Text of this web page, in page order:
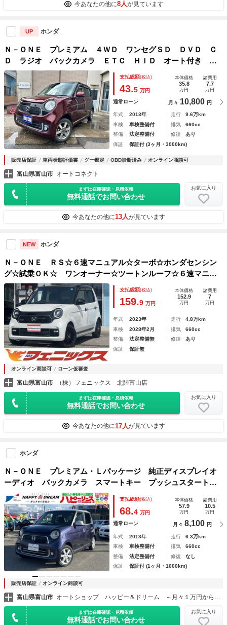
今あなたの他に8人が見ています
UP ホンダ
Ｎ－ＯＮＥ プレミアム ４ＷＤ ワンセグＳＤ ＤＶＤ Ｃ
Ｄ ラジオ バックカメラ ＥＴＣ ＨＩＤ オート付き フ
ォグ アイドリングストップ ステアリングリモコン ベンチ
シート
支払総額(税込)
43.5 万円
本体価格
35.8
万円
諸費用
7.7
万円
通常ローン 月々 10,800 円
年式 2013年 走行
9.6万km
車検
車検整備付 排気
660cc
整備
法定整備付 修復
あり
保証
保証付 (3ヶ月・3000km)
販売店保証 車両状態評価書 グー鑑定 OBD診断済み オンライン商談可
富山県富山市 オートコネクト
まずは在庫確認・見積依頼
無料通話でお問い合わせ
お気に入り
今あなたの他に13人が見ています
NEW ホンダ
Ｎ－ＯＮＥ ＲＳ☆６速マニュアル☆ターボ☆ホンダセンシン
グ☆試乗ＯＫ☆ ワンオーナー☆ツートンルーフ☆６速マニュ
アル☆ターボ☆ホンダセンシング☆ＣＭＢＳ☆レーンキープ☆
アダプティブクルコン☆純正９型ナビＴＶ☆Ｂｌｕｅｔｏｏｔ
ｈ☆バックカメラ☆前席シートヒーター☆試乗ＯＫ
支払総額(税込)
159.9 万円
本体価格
152.9
万円
諸費用
7
万円
年式 2023年 走行
4.8万km
車検
2028年2月 排気
660cc
整備
法定整備無 修復
あり
保証
保証無
オンライン商談可 ローン仮審査
富山県富山市 （株）フェニックス 北陸富山店
まずは在庫確認・見積依頼
無料通話でお問い合わせ
お気に入り
今あなたの他に17人が見ています
ホンダ
Ｎ－ＯＮＥ プレミアム・Ｌパッケージ 純正ディスプレイオ
ーディオ バックカメラ スマートキー プッシュスタート
アイドリングストップ オートライト Ｂｌｕｅｔｏｏｔｈオ
ーディオ ＨＩＤライト フォグライト 純正ＡＷ ウッドパ
ネル
支払総額(税込)
68.4 万円
本体価格
57.9
万円
諸費用
10.5
万円
通常ローン 月々 8,100 円
年式 2013年 走行
6.3万km
車検
車検整備付 排気
660cc
整備
法定整備付 修復
なし
保証
保証付 (1ヶ月・1000km)
販売店保証 オンライン商談可
富山県富山市 オートショップ ハッピー＆ドリーム ～月々１万円から乗れる！フラット７富山店～
まずは在庫確認・見積依頼
無料通話でお問い合わせ
お気に入り